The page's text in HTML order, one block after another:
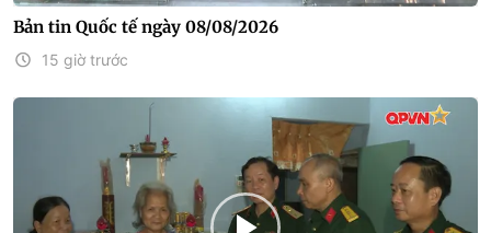
Bản tin Quốc tế ngày 08/08/2026
15 giờ trước